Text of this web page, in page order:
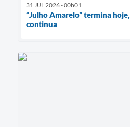
31 JUL 2026 - 00h01
“Julho Amarelo” termina
continua